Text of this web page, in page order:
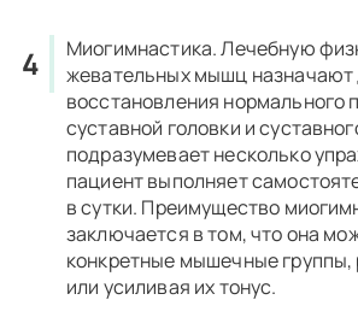
Миогимнастика.Лечебную
жевательных мышц назначают
восстановления нормального
суставной головки и
подразумевает несколько
пациент выполняет
в сутки. Преимущество
заключается в том, что она
конкретные мышечные группы,
или усиливая их тонус.